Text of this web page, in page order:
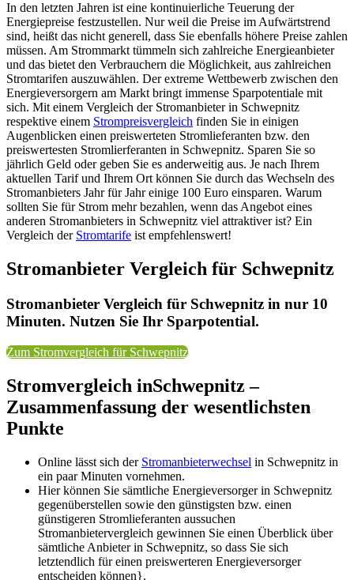
In den letzten Jahren ist eine kontinuierliche Teuerung der
Energiepreise festzustellen. Nur weil die Preise im Aufwärtstrend
sind, heißt das nicht generell, dass Sie ebenfalls höhere Preise zahlen
müssen. Am Strommarkt tümmeln sich zahlreiche Energieanbieter
und das bietet den Verbrauchern die Möglichkeit, aus zahlreichen
Stromtarifen auszuwählen. Der extreme Wettbewerb zwischen den
Energieversorgern am Markt bringt immense Sparpotentiale mit
sich. Mit einem Vergleich der Stromanbieter in Schwepnitz
respektive einem Strompreisvergleich finden Sie in einigen
Augenblicken einen preiswerteten Stromlieferanten bzw. den
preiswertesten Stromlierferanten in Schwepnitz. Sparen Sie so
jährlich Geld oder geben Sie es anderweitig aus. Je nach Ihrem
aktuellen Tarif und Ihrem Ort können Sie durch das Wechseln des
Stromanbieters Jahr für Jahr einige 100 Euro einsparen. Warum
sollten Sie für Strom mehr bezahlen, wenn das Angebot eines
anderen Stromanbieters in Schwepnitz viel attraktiver ist? Ein
Vergleich der Stromtarife ist empfehlenswert!
Stromanbieter Vergleich für Schwepnitz
Stromanbieter Vergleich für Schwepnitz in nur 10
Minuten. Nutzen Sie Ihr Sparpotential.
Zum Stromvergleich für Schwepnitz
Stromvergleich inSchwepnitz –
Zusammenfassung der wesentlichsten
Punkte
Online lässt sich der Stromanbieterwechsel in Schwepnitz in
ein paar Minuten vornehmen.
Hier können Sie sämtliche Energieversorger in Schwepnitz
gegenüberstellen sowie den günstigsten bzw. einen
günstigeren Stromlieferanten aussuchen
Stromanbietervergleich gewinnen Sie einen Überblick über
sämtliche Anbieter in Schwepnitz, so dass Sie sich
letztendlich für einen preiswerteren Energieversorger
entscheiden können}.